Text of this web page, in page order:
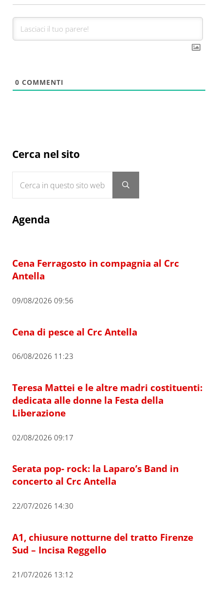
0 COMMENTI
Sidebar
Cerca nel sito
Submit search
Agenda
Cena Ferragosto in compagnia al Crc
Antella
09/08/2026 09:56
Cena di pesce al Crc Antella
06/08/2026 11:23
Teresa Mattei e le altre madri costituenti:
dedicata alle donne la Festa della
Liberazione
02/08/2026 09:17
Serata pop- rock: la Laparo’s Band in
concerto al Crc Antella
22/07/2026 14:30
A1, chiusure notturne del tratto Firenze
Sud – Incisa Reggello
21/07/2026 13:12